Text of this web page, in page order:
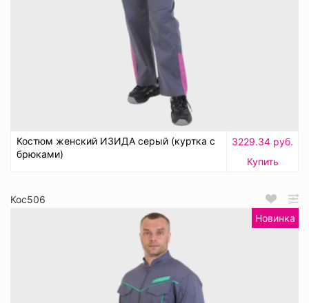
Костюм женский ИЗИДА серый (куртка с
брюками)
3229.34 руб.
Купить
Кос506
Новинка